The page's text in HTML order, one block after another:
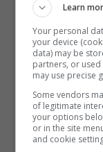
iconiche
tante altre
al brand.
divenne
tormentata.
età e quella
Learn
Your personal
your device
data) may be
partners, or
may use precise
Some vendors
of legitimate
your options
or in the site
and cookie